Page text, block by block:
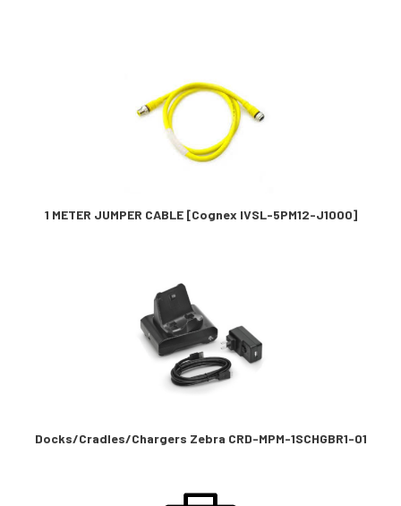
1 METER JUMPER CABLE [Cognex IVSL-5PM12-J1000]
Docks/Cradles/Chargers Zebra CRD-MPM-1SCHGBR1-01